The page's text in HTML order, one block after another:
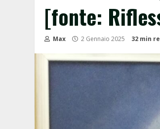
[fonte:
Max 2 Gennaio 2025 32 min